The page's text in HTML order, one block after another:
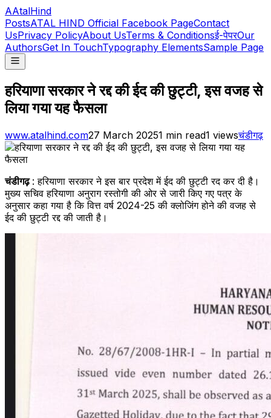
AAtalHind
PostsATAL HIND Official Facebook PageContact
UsPrivacy PolicyAbout UsTerms & Conditionsई-पेपरOur
AuthorsGet In TouchTypography ElementsSample Page
हरियाणा सरकार ने रद्द की ईद की छुट्टी, इस वजह से
लिया गया यह फैसला
www.atalhind.com27 March 20251 min read1 viewsचंडीगढ़
चंडीगढ़ : हरियाणा सरकार ने इस बार प्रदेश में ईद की छुट्टी रद कर दी है।
मुख्य सचिव हरियाणा अनुराग रस्तोगी की ओर से जारी किए गए पत्र के
अनुसार कहा गया है कि वित्त वर्ष 2024-25 की क्लोजिंग होने की वजह से
ईद की छुट्टी रद्द की जाती है।